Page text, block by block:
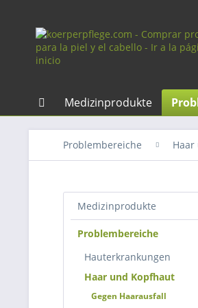
Medizinprodukte
Problembereiche
Medizinprodukte
Problembereiche
Hauterkrankungen
Haar und Kopfhaut
Gegen Haarausfall